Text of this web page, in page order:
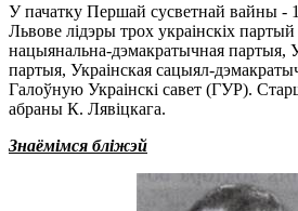
У пачатку Першай сусветнай вайны -
Львове лідэры трох украінскіх партый
нацыянальна-дэмакратычная партыя,
партыя, Украінская сацыял-
Галоўную Украінскі савет (ГУР).
абраны К. Лявіцкага.
Знаёмімся бліжэй